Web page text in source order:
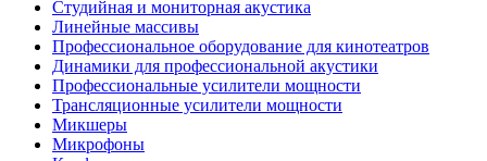
Студийная и мониторная акустика
Линейные массивы
Профессиональное оборудование для кинотеатров
Динамики для профессиональной акустики
Профессиональные усилители мощности
Трансляционные усилители мощности
Микшеры
Микрофоны